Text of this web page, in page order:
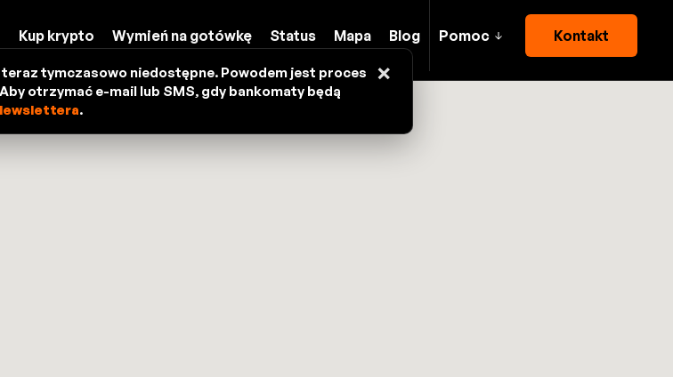
Kup krypto Wymień na gotówkę Status Mapa Blog Pomoc Kontakt
tymczasowo niedostępne. Powodem jest proces
otrzymać e-mail lub SMS, gdy bankomaty będą
.
×